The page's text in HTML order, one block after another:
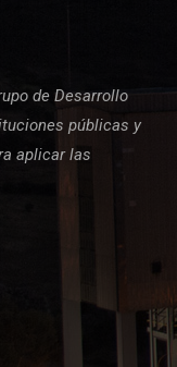
de Desarrollo
públicas y
aplicar las